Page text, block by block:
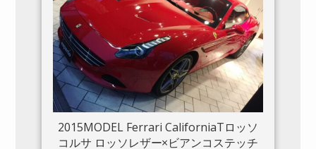
2015MODEL Ferrari CaliforniaTロッソ
コルサ ロッソレザー×ビアンコステッチ